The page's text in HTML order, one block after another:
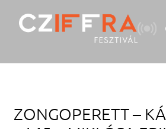
content
ZONGOPERETT –